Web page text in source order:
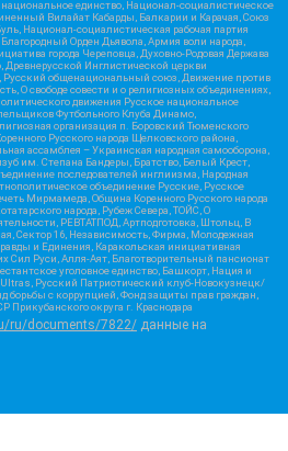
единство, Национал-социалистическое
Вилайат Кабарды, Балкарии и Карачая, Союз
Национал-социалистическая рабочая партия
Орден Дьявола, Армия воли народа,
города Череповца, Духовно-Родовая Держава
Древнерусской Инглистической церкви
Русский общенациональный союз, Движение против
О свободе совести и о религиозных объединениях,
движения Русское национальное
Футбольного Клуба Динамо,
организация п. Боровский Тюменского
Русского народа Щелковского района,
ассамблея – Украинская народная самооборона,
им. Степана Бандеры, Братство, Белый Крест,
последователей инглиизма, Народная
объединение Русские, Русское
Мирмамеда, Община Коренного Русского народа
народа, Рубеж Севера, ТОЙС, О
РЕВТАТПОД, Артподготовка, Штольц, В
Сектор 16, Независимость, Фирма, Молодежная
и Единения, Каракольская инициативная
Сил Руси, Алля-Аят, Благотворительный пансионат
уголовное единство, Башкорт, Нация и
Русский Патриотический клуб-Новокузнецк/
борьбы с коррупцией, Фонд защиты прав граждан,
Прикубанского округа г. Краснодара
ru/documents/7822/ данные на